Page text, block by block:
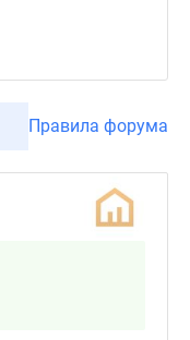
Правила форума